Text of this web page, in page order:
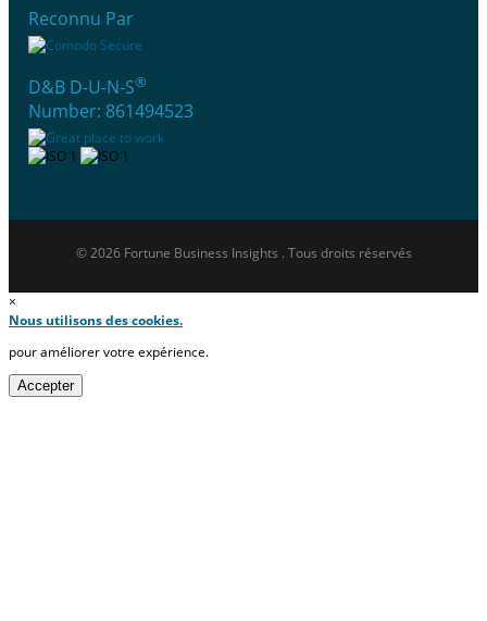
Reconnu Par
D&B D-U-N-S®
Number: 861494523
© 2026 Fortune Business Insights . Tous droits réservés
×
Nous utilisons des cookies.
pour améliorer votre expérience.
Accepter